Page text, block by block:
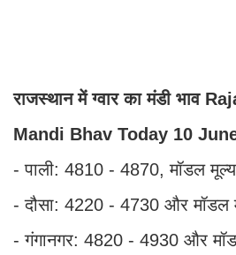
राजस्थान में ग्वार का मंडी भाव
Mandi Bhav Today 10
- पाली: 4810 - 4870, मॉडल
- दौसा: 4220 - 4730 और मॉडल
- गंगानगर: 4820 - 4930 और